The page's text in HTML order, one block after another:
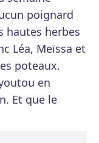
poignard
hautes herbes
Léa, Meïssa et
poteaux.
en
Et que le